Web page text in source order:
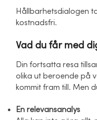
Hållbarhetsdialogen
kostnadsfri.
Vad du får med
Din fortsatta resa
olika ut beroende på
kommit fram till. Men
En relevansanalys